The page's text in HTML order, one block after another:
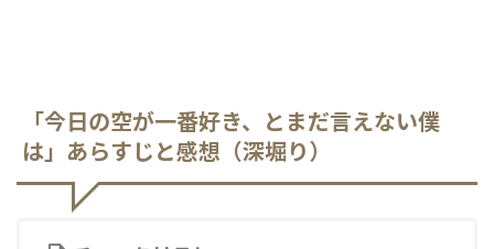
「今日の空が一番好き、とまだ言えない僕
は」あらすじと感想（深堀り）